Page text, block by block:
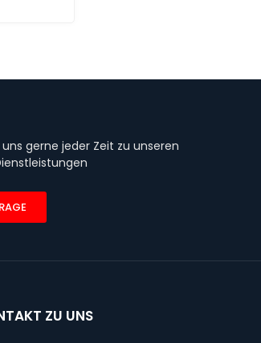
gerne jeder Zeit zu unseren
ZU UNS